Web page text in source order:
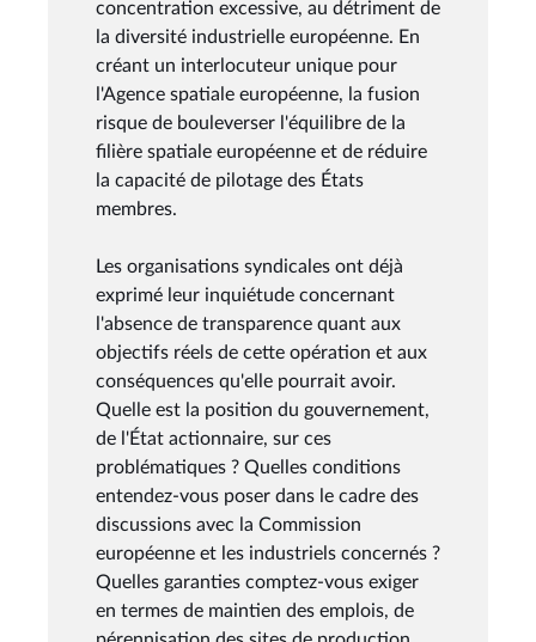
concentration excessive, au détriment de
la diversité industrielle européenne. En
créant un interlocuteur unique pour
l'Agence spatiale européenne, la fusion
risque de bouleverser l'équilibre de la
filière spatiale européenne et de réduire
la capacité de pilotage des États
membres.
Les organisations syndicales ont déjà
exprimé leur inquiétude concernant
l'absence de transparence quant aux
objectifs réels de cette opération et aux
conséquences qu'elle pourrait avoir.
Quelle est la position du gouvernement,
de l'État actionnaire, sur ces
problématiques ? Quelles conditions
entendez-vous poser dans le cadre des
discussions avec la Commission
européenne et les industriels concernés ?
Quelles garanties comptez-vous exiger
en termes de maintien des emplois, de